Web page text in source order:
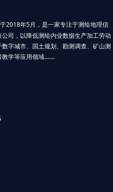
2018年5月，是一家专注于测绘地理信
司，以降低测绘内业数据生产加工劳动
字城市、国土规划、勘测调查、矿山测
学等应用领域.......